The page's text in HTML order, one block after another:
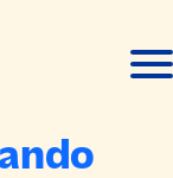
Abrir